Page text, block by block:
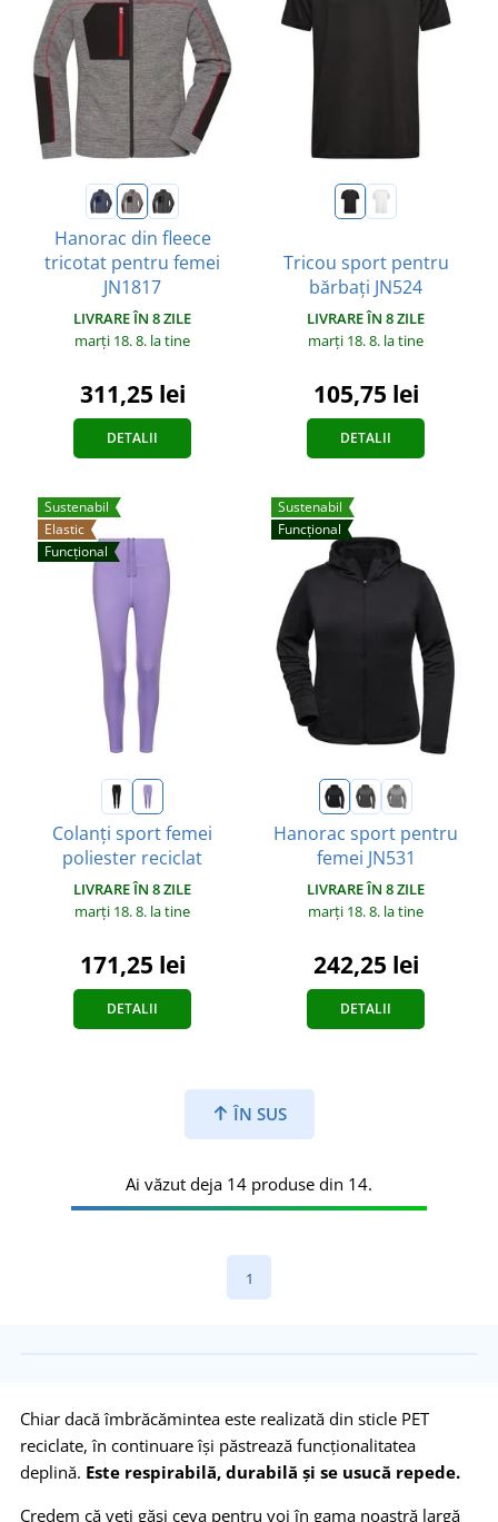
Hanorac din fleece
tricotat pentru femei
JN1817
LIVRARE ÎN 8 ZILE
marți 18. 8. la tine
311,25 lei
DETALII
Tricou sport pentru
bărbați JN524
LIVRARE ÎN 8 ZILE
marți 18. 8. la tine
105,75 lei
DETALII
Sustenabil
Elastic
Funcțional
Colanți sport femei
poliester reciclat
LIVRARE ÎN 8 ZILE
marți 18. 8. la tine
171,25 lei
DETALII
Sustenabil
Funcțional
Hanorac sport pentru
femei JN531
LIVRARE ÎN 8 ZILE
marți 18. 8. la tine
242,25 lei
DETALII
ÎN SUS
Ai văzut deja 14 produse din 14.
1
Chiar dacă îmbrăcămintea este realizată din sticle PET
reciclate, în continuare își păstrează funcționalitatea
deplină. Este respirabilă, durabilă și se usucă repede.
Credem că veți găsi ceva pentru voi în gama noastră largă